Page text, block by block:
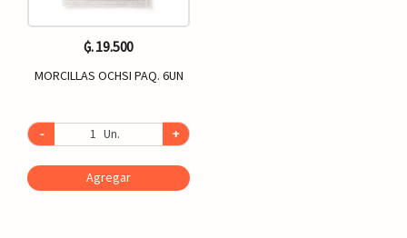
₲. 19.500
MORCILLAS OCHSI PAQ. 6UN
- Un. +
Agregar